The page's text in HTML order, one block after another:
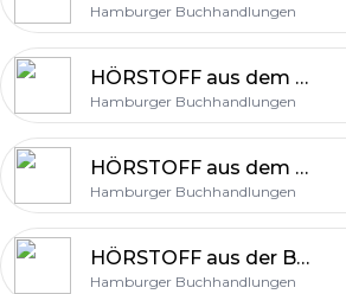
Hamburger Buchhandlungen
HÖRSTOFF aus dem Büchereck Niendorf Nord
Hamburger Buchhandlungen
HÖRSTOFF aus dem Kochkontor Hamburg
Hamburger Buchhandlungen
HÖRSTOFF aus der Buchhandlung Tolle Geschichten
Hamburger Buchhandlungen